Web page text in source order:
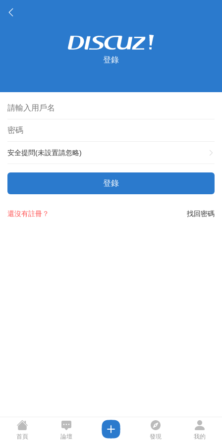
登錄
安全提問(未設置請忽略)
登錄
找回密碼
還沒有註冊？
首頁 論壇 發現 我的